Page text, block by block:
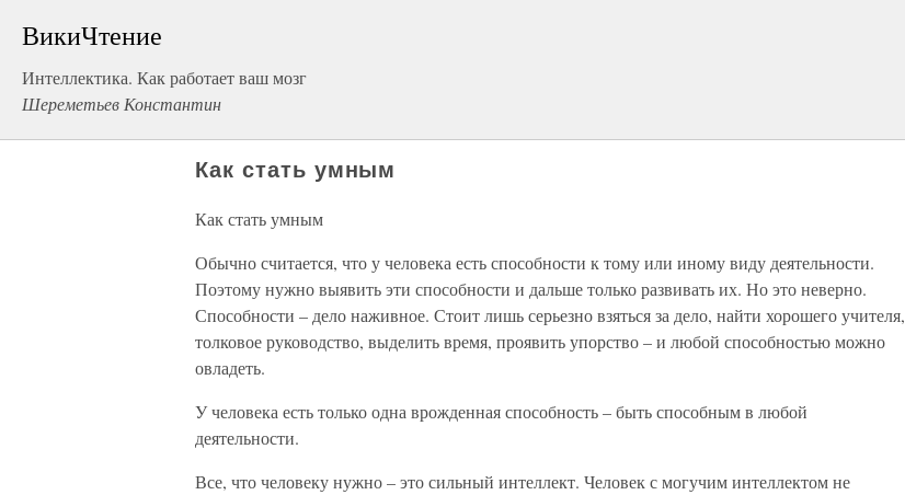
ВикиЧтение
Интеллектика. Как работает ваш мозг
Шереметьев Константин
Как стать умным
Как стать умным
Обычно считается, что у человека есть способности к тому или иному виду деятельности.
Поэтому нужно выявить эти способности и дальше только развивать их. Но это неверно.
Способности – дело наживное. Стоит лишь серьезно взяться за дело, найти хорошего учителя,
толковое руководство, выделить время, проявить упорство – и любой способностью можно
овладеть.
У человека есть только одна врожденная способность – быть способным в любой
деятельности.
Все, что человеку нужно – это сильный интеллект. Человек с могучим интеллектом не